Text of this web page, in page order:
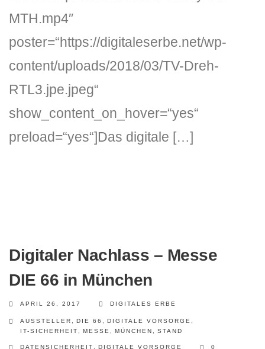
MTH.mp4″
poster=“https://digitaleserbe.net/wp-
content/uploads/2018/03/TV-Dreh-
RTL3.jpe.jpeg“
show_content_on_hover=“yes“
preload=“yes“]Das digitale […]
Digitaler Nachlass – Messe
DIE 66 in München
APRIL 26, 2017 DIGITALES ERBE
AUSSTELLER DIE 66 DIGITALE VORSORGE
IT-SICHERHEIT
MESSE MÜNCHEN STAND
DATENSICHERHEIT DIGITALE VORSORGE 0